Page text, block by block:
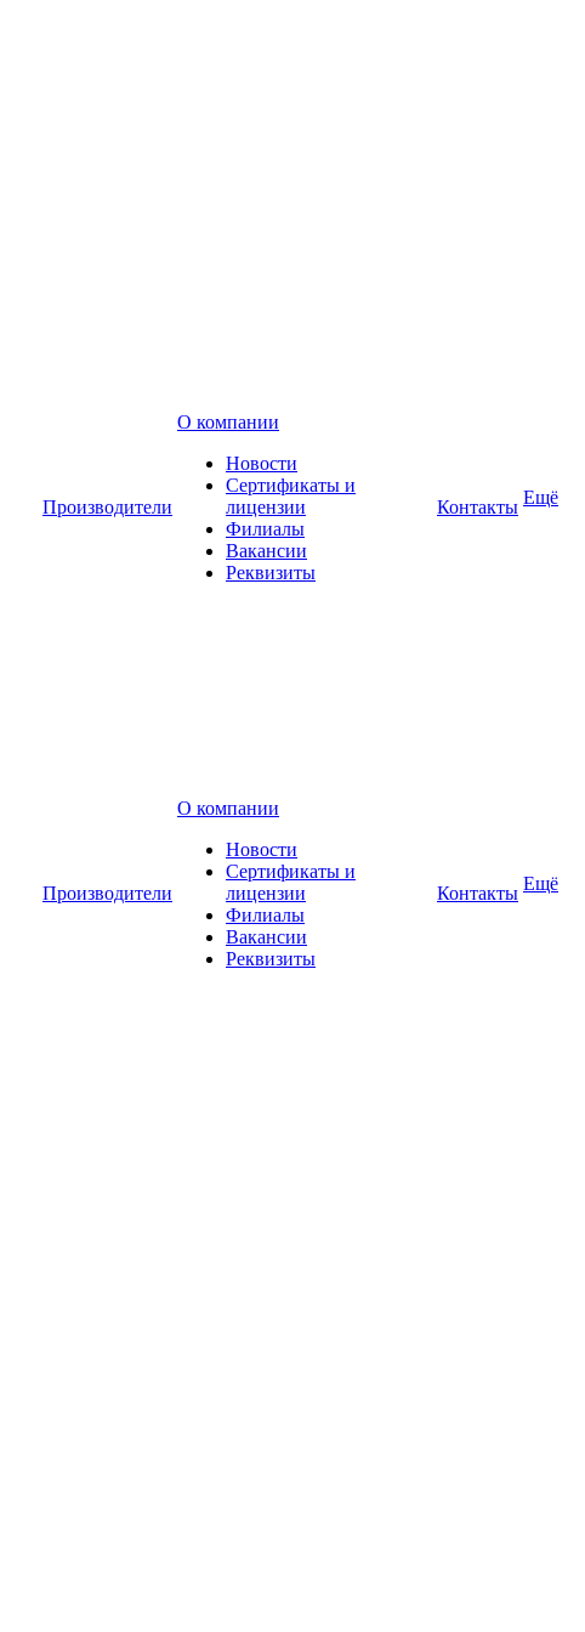
Производители
О компании
Новости
Сертификаты и
лицензии
Филиалы
Вакансии
Реквизиты
Контакты Ещё
Производители
О компании
Новости
Сертификаты и
лицензии
Филиалы
Вакансии
Реквизиты
Контакты Ещё